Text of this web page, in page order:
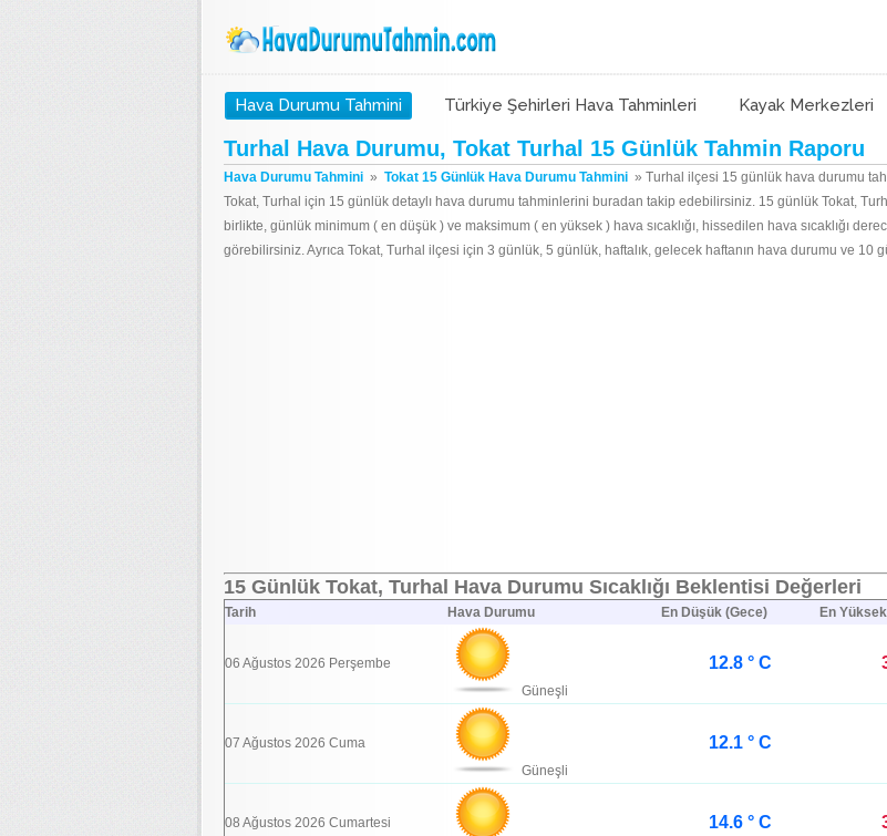
Hava Durumu Tahmini Türkiye Şehirleri Hava Tahminleri Kayak Merkezleri
Turhal Hava Durumu, Tokat Turhal 15 Günlük Tahmin Raporu
Hava Durumu Tahmini » Tokat 15 Günlük Hava Durumu Tahmini » Turhal ilçesi 15 günlük hava durumu
Tokat, Turhal için 15 günlük detaylı hava durumu tahminlerini buradan takip edebilirsiniz. 15 günlük Tokat,
birlikte, günlük minimum ( en düşük ) ve maksimum ( en yüksek ) hava sıcaklığı, hissedilen hava sıcaklığı
görebilirsiniz. Ayrıca Tokat, Turhal ilçesi için 3 günlük, 5 günlük, haftalık, gelecek haftanın hava durumu ve
15 Günlük Tokat, Turhal Hava Durumu Sıcaklığı Beklentisi Değerleri
Tarih Hava Durumu En Düşük (Gece) En
06 Ağustos 2026 Perşembe
Güneşli
12.8 ° C
07 Ağustos 2026 Cuma
Güneşli
12.1 ° C
08 Ağustos 2026 Cumartesi
14.6 ° C